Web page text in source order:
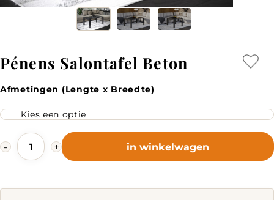
Pénens Salontafel Beton
Afmetingen (Lengte x Breedte)
-
Pénens
Salontafel
Beton
+ in winkelwagen